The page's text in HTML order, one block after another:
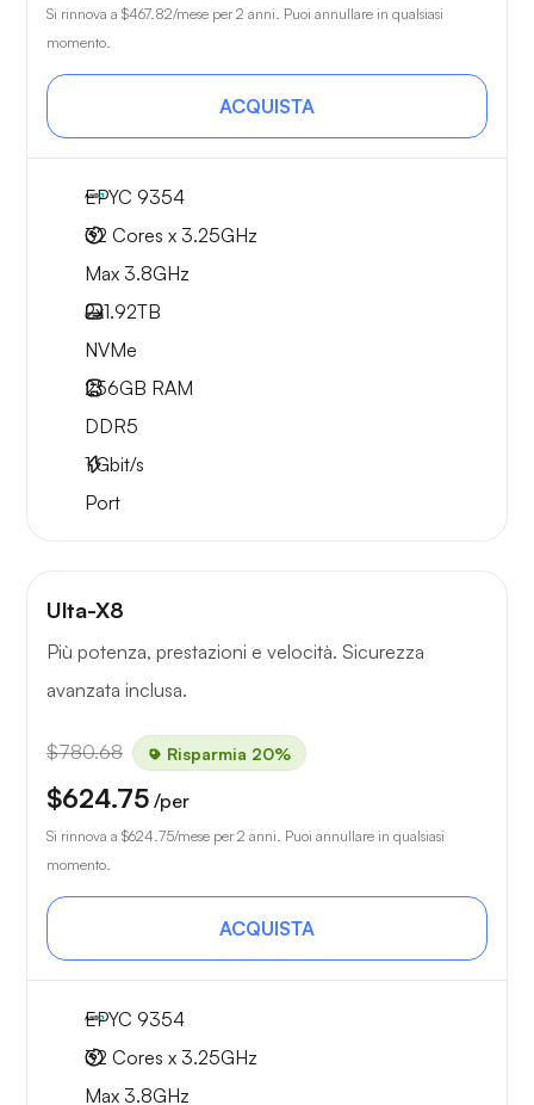
Si rinnova a $467.82/mese per 2 anni. Puoi annullare in qualsiasi
momento.
ACQUISTA
EPYC 9354
32 Cores x 3.25GHz
Max 3.8GHz
2x1.92TB
NVMe
256GB RAM
DDR5
1Gbit/s
Port
Ulta-X8
Più potenza, prestazioni e velocità. Sicurezza
avanzata inclusa.
$780.68 Risparmia 20%
$624.75 /per
Si rinnova a $624.75/mese per 2 anni. Puoi annullare in qualsiasi
momento.
ACQUISTA
EPYC 9354
32 Cores x 3.25GHz
Max 3.8GHz